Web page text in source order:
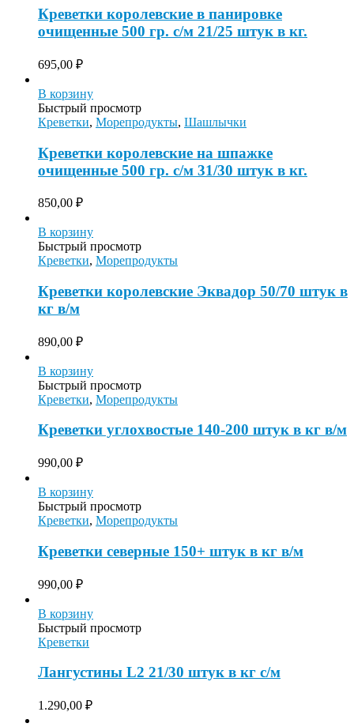
Креветки королевские в панировке
очищенные 500 гр. с/м 21/25 штук в кг.
695,00 ₽
В корзину
Быстрый просмотр
Креветки, Морепродукты, Шашлычки
Креветки королевские на шпажке
очищенные 500 гр. с/м 31/30 штук в кг.
850,00 ₽
В корзину
Быстрый просмотр
Креветки, Морепродукты
Креветки королевские Эквадор 50/70 штук в
кг в/м
890,00 ₽
В корзину
Быстрый просмотр
Креветки, Морепродукты
Креветки углохвостые 140-200 штук в кг в/м
990,00 ₽
В корзину
Быстрый просмотр
Креветки, Морепродукты
Креветки северные 150+ штук в кг в/м
990,00 ₽
В корзину
Быстрый просмотр
Креветки
Лангустины L2 21/30 штук в кг с/м
1.290,00 ₽